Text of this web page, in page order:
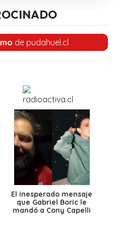
de pudahuel.cl
El inesperado mensaje
que Gabriel Boric le
mandó a Cony Capelli